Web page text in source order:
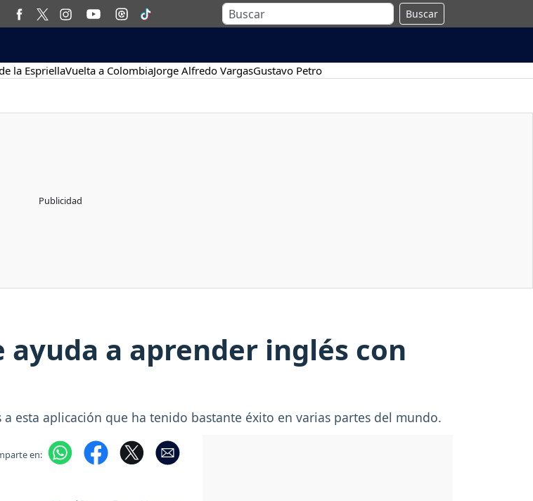
Buscar
la EspriellaVuelta a ColombiaJorge Alfredo VargasGustavo Petro
a aprender inglés con
esta aplicación que ha tenido bastante éxito en varias partes del mundo.
en: